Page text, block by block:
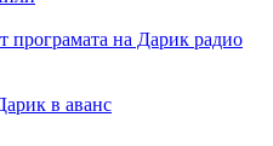
програмата на Дарик радио
в аванс